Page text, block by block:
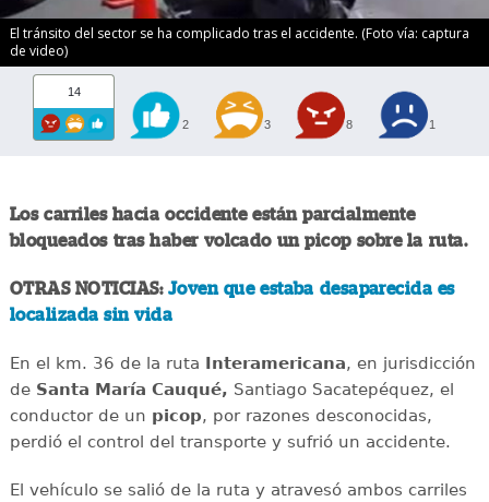
El tránsito del sector se ha complicado tras el accidente. (Foto vía: captura
de video)
14
2 3 8 1
Los carriles hacia occidente están parcialmente
bloqueados tras haber volcado un picop sobre la ruta.
OTRAS NOTICIAS:Joven que estaba desaparecida es
localizada sin vida
En el km. 36 de la ruta Interamericana, en jurisdicción
de Santa María Cauqué, Santiago Sacatepéquez, el
conductor de un picop, por razones desconocidas,
perdió el control del transporte y sufrió un accidente.
El vehículo se salió de la ruta y atravesó ambos carriles